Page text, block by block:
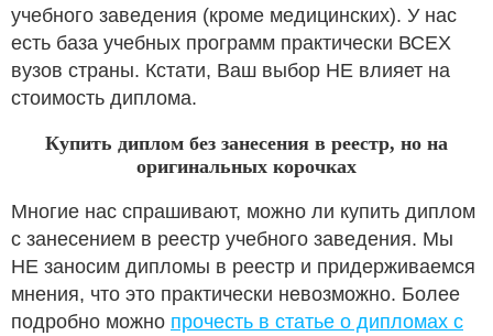
учебного заведения (кроме медицинских). У нас
есть база учебных программ практически ВСЕХ
вузов страны. Кстати, Ваш выбор НЕ влияет на
стоимость диплома.
Купить диплом без занесения в реестр, но на
оригинальных корочках
Многие нас спрашивают, можно ли купить диплом
с занесением в реестр учебного заведения. Мы
НЕ заносим дипломы в реестр и придерживаемся
мнения, что это практически невозможно. Более
подробно можно прочесть в статье о дипломах с